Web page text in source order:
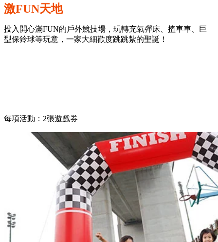
激FUN天地
投入開心滿FUN的戶外競技場，玩轉充氣彈床、揸車車、巨
型保鈴球等玩意，一家大細歡度跳跳紮的聖誕！
每項活動：2張遊戲券